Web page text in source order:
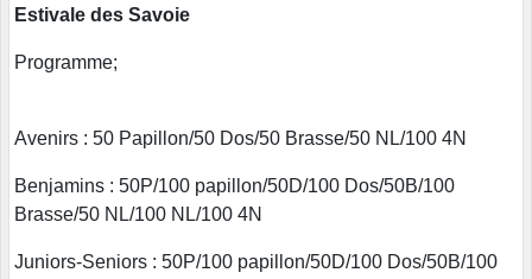
Estivale des Savoie
Programme;
Avenirs : 50 Papillon/50 Dos/50 Brasse/50 NL/100 4N
Benjamins : 50P/100 papillon/50D/100 Dos/50B/100
Brasse/50 NL/100 NL/100 4N
Juniors-Seniors : 50P/100 papillon/50D/100 Dos/50B/100